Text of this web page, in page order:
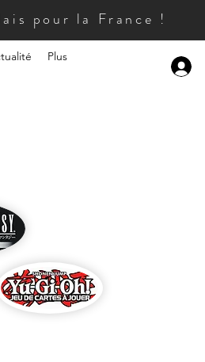
pour la France !
Plus